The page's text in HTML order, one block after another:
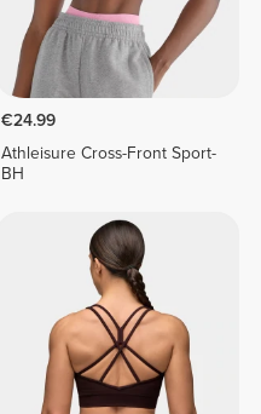
€24.99
Athleisure Cross-Front Sport-
BH